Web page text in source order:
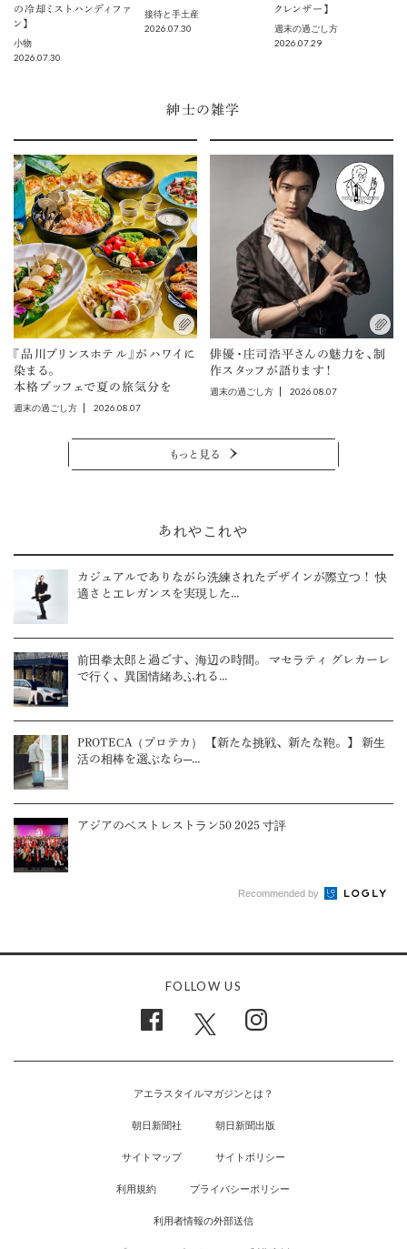
の冷却ミストハンディファ
ン】
小物
2026.07.30
接待と手土産
2026.07.30
クレンザー】
週末の過ごし方
2026.07.29
紳士の雑学
『品川プリンスホテル』がハワイに
染まる。
本格ブッフェで夏の旅気分を
週末の過ごし方 2026.08.07
俳優・庄司浩平さんの魅力を、制
作スタッフが語ります！
週末の過ごし方 2026.08.07
もっと見る
あれやこれや
カジュアルでありながら洗練されたデザインが際立つ！ 快
適さとエレガンスを実現した...
前田拳太郎と過ごす、海辺の時間。 マセラティ グレカーレ
で行く、異国情緒あふれる...
PROTECA（プロテカ） 【新たな挑戦、新たな鞄。】 新生
活の相棒を選ぶなら─...
アジアのベストレストラン50 2025 寸評
Recommended by
FOLLOW US
アエラスタイルマガジンとは？
朝日新聞社 朝日新聞出版
サイトマップ サイトポリシー
利用規約 プライバシーポリシー
利用者情報の外部送信